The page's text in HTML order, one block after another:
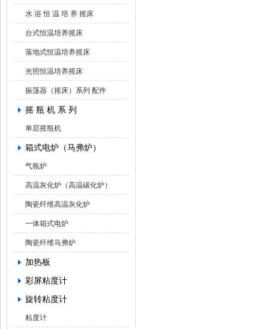
水 浴 恒 温 培 养 摇床
台式恒温培养摇床
落地式恒温培养摇床
光照恒温培养摇床
振荡器（摇床）系列 配件
摇 瓶 机 系 列
单层摇瓶机
箱式电炉（马弗炉）
气氛炉
高温灰化炉（高温碳化炉）
陶瓷纤维高温灰化炉
一体箱式电炉
陶瓷纤维马弗炉
加热板
彩屏粘度计
旋转粘度计
粘度计